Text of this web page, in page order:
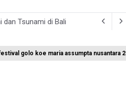
dan Tsunami di Bali
Nasional
golo koe maria assumpta nusantara